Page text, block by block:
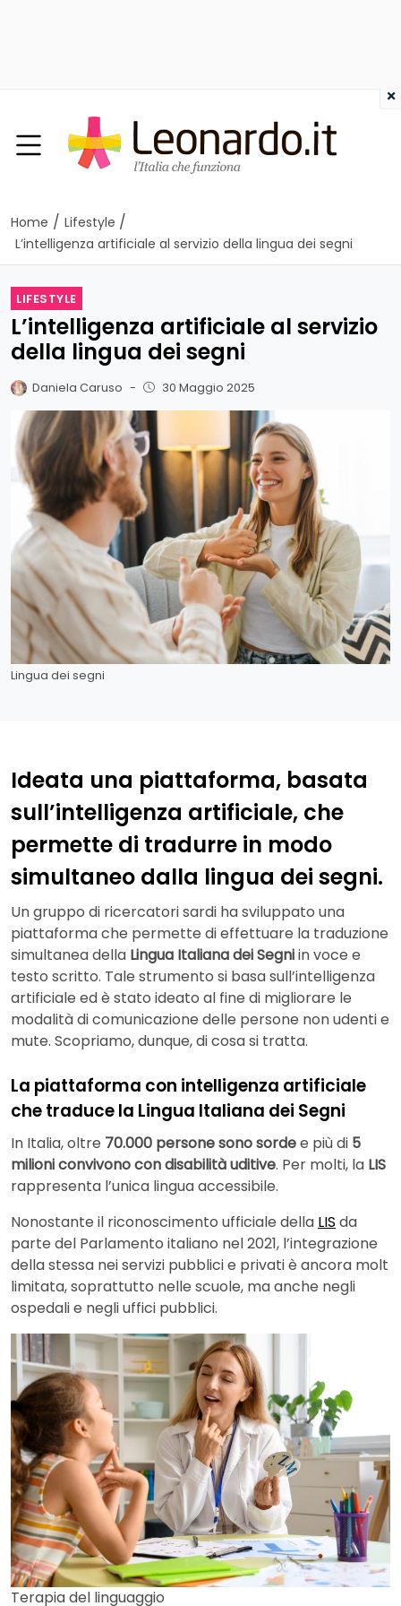
Home / Lifestyle /
L’intelligenza artificiale al servizio della lingua dei segni
LIFESTYLE
L’intelligenza artificiale al servizio
della lingua dei segni
Daniela Caruso - 30 Maggio 2025
Lingua dei segni
Ideata una piattaforma, basata
sull’intelligenza artificiale, che
permette di tradurre in modo
simultaneo dalla lingua dei segni.
Un gruppo di ricercatori sardi ha sviluppato una
piattaforma che permette di effettuare la traduzione
simultanea della Lingua Italiana dei Segniin voce e
testo scritto. Tale strumento si basa sull’intelligenza
artificiale ed è stato ideato al fine di migliorare le
modalità di comunicazione delle persone non udenti e
mute. Scopriamo, dunque, di cosa si tratta.
La piattaforma con intelligenza artificiale
che traduce la Lingua Italiana dei Segni
In Italia, oltre 70.000 persone sono sordee più di 5
milioni convivono con disabilità uditive. Per molti, la LIS
rappresenta l’unica lingua accessibile.
Nonostante il riconoscimento ufficiale della LIS da
parte del Parlamento italiano nel 2021, l’integrazione
della stessa nei servizi pubblici e privati è ancora molt
limitata, soprattutto nelle scuole, ma anche negli
ospedali e negli uffici pubblici.
Terapia del linguaggio
×